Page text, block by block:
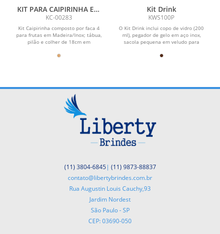
KIT PARA CAIPIRINHA EM
BAMBU / MADEIRA IBIZA - 4
PÇS
KC-00283
Kit Caipirinha composto por faca 4
para frutas em Madeira/Inox; tábua,
pilão e colher de 18cm em
Kit Drink
KWS100P
O Kit Drink inclui copo de vidro (200
ml), pegador de gelo em aço inox,
sacola pequena em veludo para
(11) 3804-6845| (11) 9873-88837
contato@libertybrindes.com.br
Rua Augustin Louis Cauchy,93
Jardim Nordest
São Paulo - SP
CEP: 03690-050